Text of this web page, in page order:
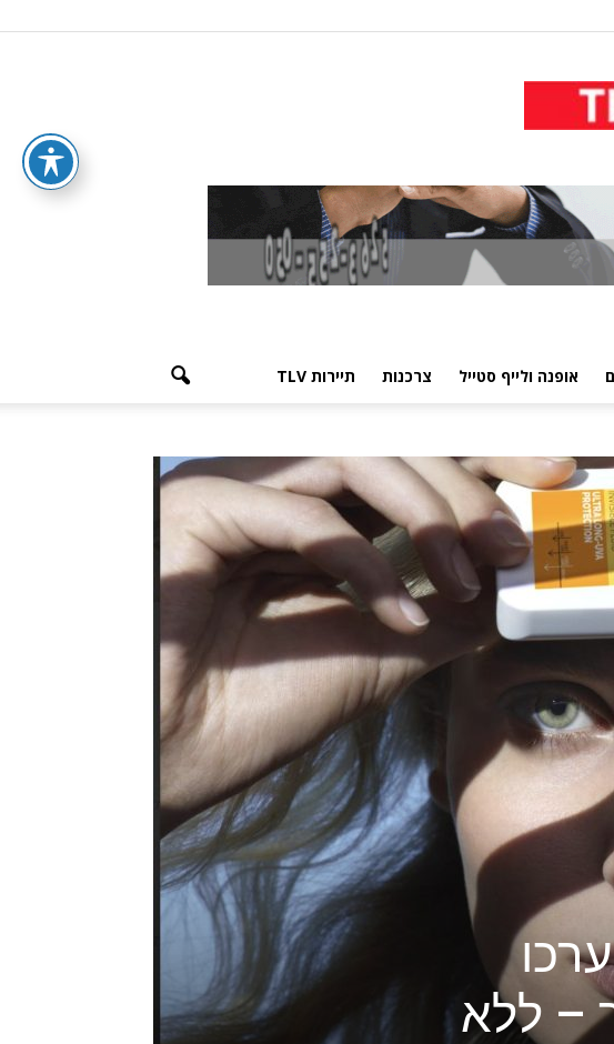
אופנה ולייף סטייל צרכנות תיירות TLV
– ללא